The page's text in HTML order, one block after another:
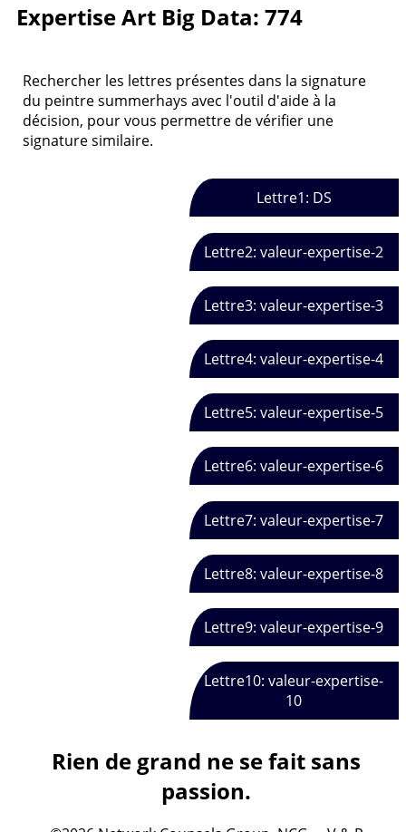
Expertise Art Big Data: 774
Rechercher les lettres présentes dans la signature
du peintre summerhays avec l'outil d'aide à la
décision, pour vous permettre de vérifier une
signature similaire.
Lettre1: DS
Lettre2: valeur-expertise-2
Lettre3: valeur-expertise-3
Lettre4: valeur-expertise-4
Lettre5: valeur-expertise-5
Lettre6: valeur-expertise-6
Lettre7: valeur-expertise-7
Lettre8: valeur-expertise-8
Lettre9: valeur-expertise-9
Lettre10: valeur-expertise-
10
Rien de grand ne se fait sans
passion.